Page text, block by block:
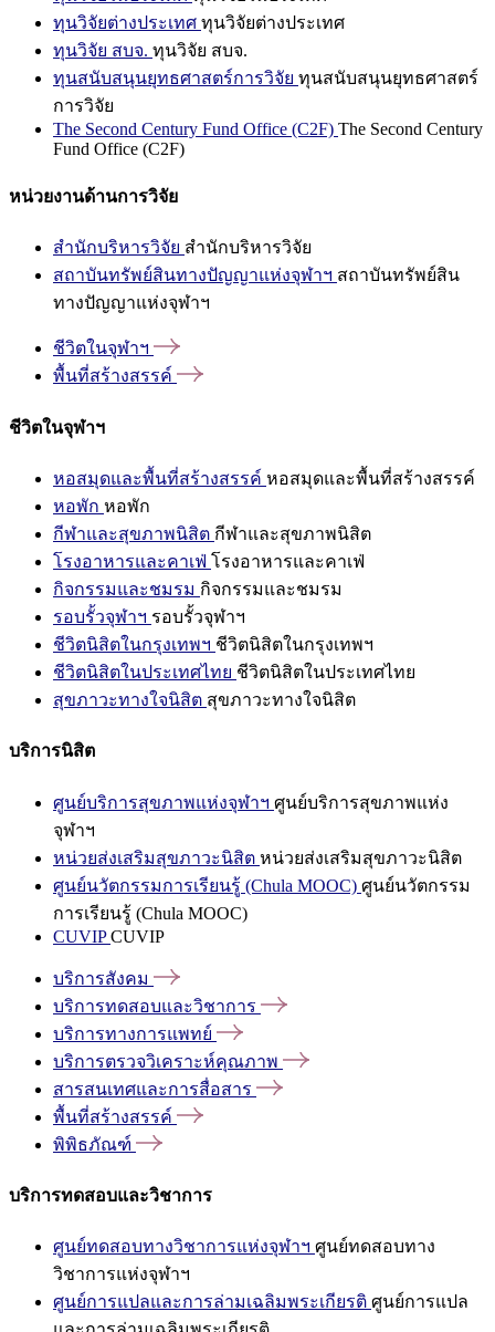
ทุนวิจัยต่างประเทศ ทุนวิจัยต่างประเทศ
ทุนวิจัย สบจ. ทุนวิจัย สบจ.
ทุนสนับสนุนยุทธศาสตร์การวิจัย ทุนสนับสนุนยุทธศาสตร์
การวิจัย
The Second Century Fund Office (C2F) The Second Century
Fund Office (C2F)
หน่วยงานด้านการวิจัย
สำนักบริหารวิจัย สำนักบริหารวิจัย
สถาบันทรัพย์สินทางปัญญาแห่งจุฬาฯ สถาบันทรัพย์สิน
ทางปัญญาแห่งจุฬาฯ
ชีวิตในจุฬาฯ
พื้นที่สร้างสรรค์
ชีวิตในจุฬาฯ
หอสมุดและพื้นที่สร้างสรรค์ หอสมุดและพื้นที่สร้างสรรค์
หอพัก หอพัก
กีฬาและสุขภาพนิสิต กีฬาและสุขภาพนิสิต
โรงอาหารและคาเฟ่ โรงอาหารและคาเฟ่
กิจกรรมและชมรม กิจกรรมและชมรม
รอบรั้วจุฬาฯ รอบรั้วจุฬาฯ
ชีวิตนิสิตในกรุงเทพฯ ชีวิตนิสิตในกรุงเทพฯ
ชีวิตนิสิตในประเทศไทย ชีวิตนิสิตในประเทศไทย
สุขภาวะทางใจนิสิต สุขภาวะทางใจนิสิต
บริการนิสิต
ศูนย์บริการสุขภาพแห่งจุฬาฯ ศูนย์บริการสุขภาพแห่ง
จุฬาฯ
หน่วยส่งเสริมสุขภาวะนิสิต หน่วยส่งเสริมสุขภาวะนิสิต
ศูนย์นวัตกรรมการเรียนรู้ (Chula MOOC) ศูนย์นวัตกรรม
การเรียนรู้ (Chula MOOC)
CUVIPCUVIP
บริการสังคม
บริการทดสอบและวิชาการ
บริการทางการแพทย์
บริการตรวจวิเคราะห์คุณภาพ
สารสนเทศและการสื่อสาร
พื้นที่สร้างสรรค์
พิพิธภัณฑ์
บริการทดสอบและวิชาการ
ศูนย์ทดสอบทางวิชาการแห่งจุฬาฯ ศูนย์ทดสอบทาง
วิชาการแห่งจุฬาฯ
ศูนย์การแปลและการล่ามเฉลิมพระเกียรติ ศูนย์การแปล